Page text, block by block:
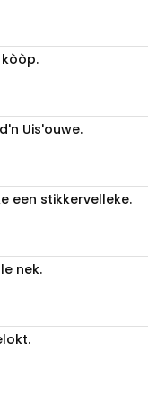
Uis'ouwe.
een stikkervelleke.
nek.